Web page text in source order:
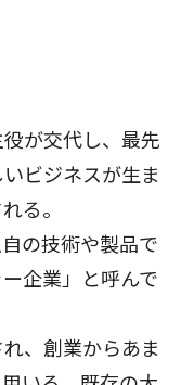
が交代し、最先
ビジネスが生ま
る。
の技術や製品で
企業」と呼んで
、創業からあま